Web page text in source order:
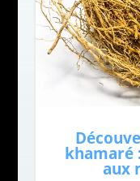
khamaré
aux